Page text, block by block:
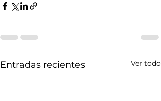
Entradas recientes Ver todo